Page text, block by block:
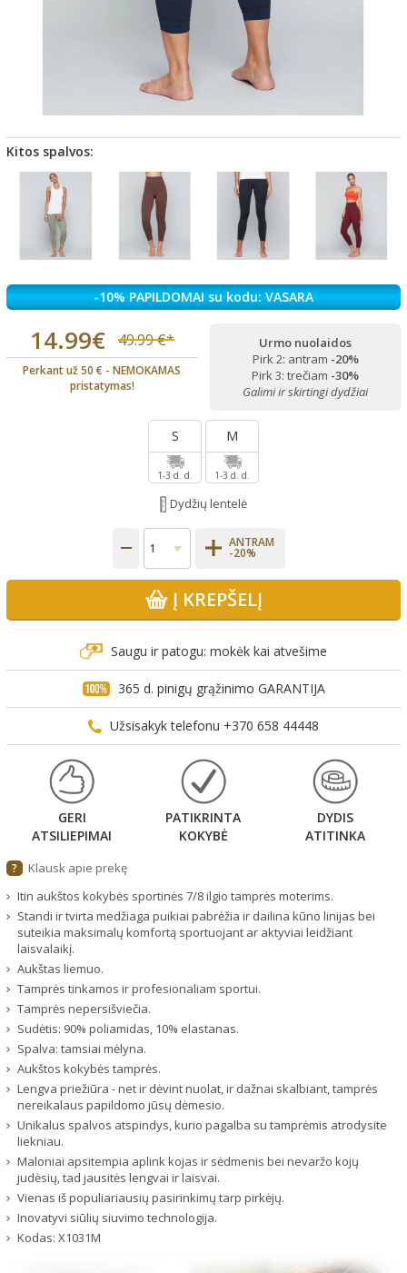
Kitos spalvos:
-10% PAPILDOMAI su kodu: VASARA
14.99€ 49.99 €*
Perkant už 50 € - NEMOKAMAS
pristatymas!
Urmo nuolaidos
Pirk 2: antram -20%
Pirk 3: trečiam -30%
Galimi ir skirtingi dydžiai
S
1-3 d. d.
M
1-3 d. d.
Dydžių lentelė
ANTRAM
-20%
Į KREPŠELĮ
Saugu ir patogu: mokėk kai atvešime
365 d. pinigų grąžinimo GARANTIJA
Užsisakyk telefonu +370 658 44448
GERI
ATSILIEPIMAI
PATIKRINTA
KOKYBĖ
DYDIS
ATITINKA
?
Klausk apie prekę
Itin aukštos kokybės sportinės 7/8 ilgio tamprės moterims.
Standi ir tvirta medžiaga puikiai pabrėžia ir dailina kūno linijas bei
suteikia maksimalų komfortą sportuojant ar aktyviai leidžiant
laisvalaikį.
Aukštas liemuo.
Tamprės tinkamos ir profesionaliam sportui.
Tamprės nepersišviečia.
Sudėtis: 90% poliamidas, 10% elastanas.
Spalva: tamsiai mėlyna.
Aukštos kokybės tamprės.
Lengva priežiūra - net ir dėvint nuolat, ir dažnai skalbiant, tamprės
nereikalaus papildomo jūsų dėmesio.
Unikalus spalvos atspindys, kurio pagalba su tamprėmis atrodysite
liekniau.
Maloniai apsitempia aplink kojas ir sėdmenis bei nevaržo kojų
judėsių, tad jausitės lengvai ir laisvai.
Vienas iš populiariausių pasirinkimų tarp pirkėjų.
Inovatyvi siūlių siuvimo technologija.
Kodas: X1031M